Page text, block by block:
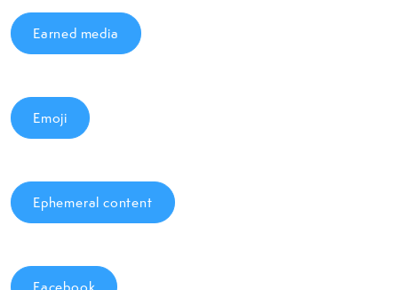
Earned media
Emoji
Ephemeral content